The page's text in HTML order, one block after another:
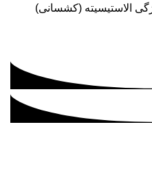
الاستیسیته (کشسانی)